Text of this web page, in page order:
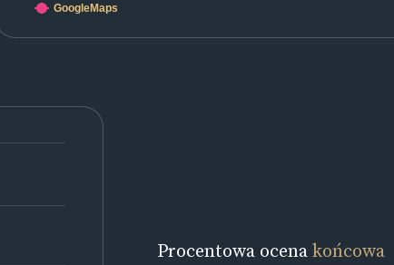
GoogleMaps
Procentowa ocenakońcowa